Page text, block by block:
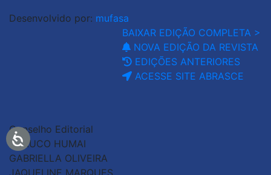
Desenvolvido por: mufasa
BAIXAR EDIÇÃO COMPLETA >
NOVA EDIÇÃO DA REVISTA
EDIÇÕES ANTERIORES
ACESSE SITE ABRASCE
Conselho Editorial
GLAUCO HUMAI
GABRIELLA OLIVEIRA
JAQUELINE MARQUES